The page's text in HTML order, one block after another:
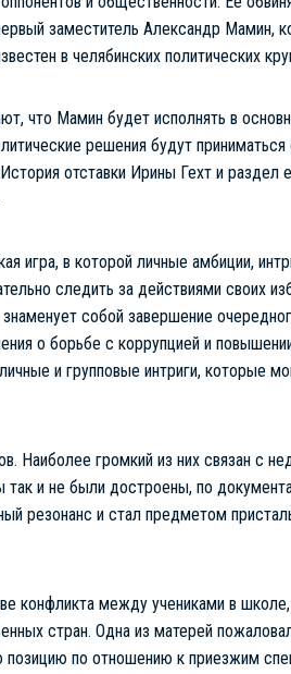
заместитель Александр Мамин,
в челябинских политических
что Мамин будет исполнять в
решения будут
отставки Ирины Гехт и раздел
игра, в которой личные амбиции,
следить за действиями своих
собой завершение
о борьбе с коррупцией и
и групповые интриги, которые
Наиболее громкий из них связан с
и не были достроены, по
резонанс и стал предметом
конфликта между учениками в
стран. Одна из матерей
позицию по отношению к приезжим